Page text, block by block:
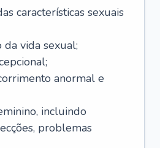
características sexuais
da vida sexual;
anormal e
incluindo
problemas